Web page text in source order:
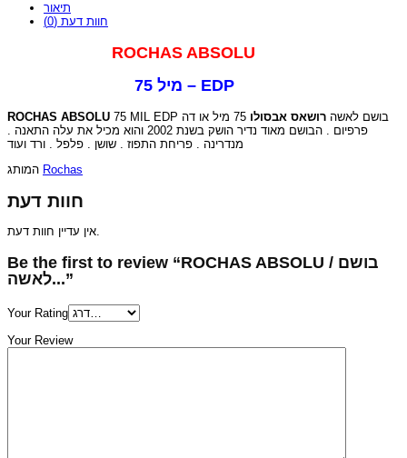
תיאור
חוות דעת (0)
ROCHAS ABSOLU
75 מיל – EDP
ROCHAS ABSOLU 75 MIL EDP בושם לאשה רושאס אבסולו
75 מיל או דה
פרפיום . הבושם מאוד נדיר הושק בשנת 2002 והוא מכיל את עלה התאנה .
Rochas
חוות דעת
אין עדיין חוות דעת.
Be the first to review “ROCHAS ABSOLU / בושם
לאשה...”
Your Rating
Your Review